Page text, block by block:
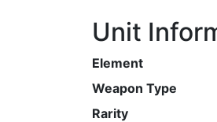
Unit
Element
Weapon Type
Rarity